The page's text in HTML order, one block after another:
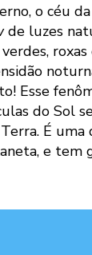
o céu
de luzes
Esse
do Sol
É uma
e tem